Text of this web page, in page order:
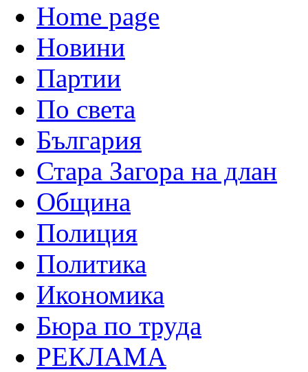
Home page
Новини
Партии
По света
България
Стара Загора на длан
Община
Полиция
Политика
Икономика
Бюра по труда
РЕКЛАМА